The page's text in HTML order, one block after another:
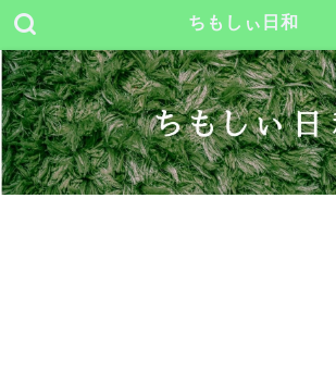
ちもしぃ日和